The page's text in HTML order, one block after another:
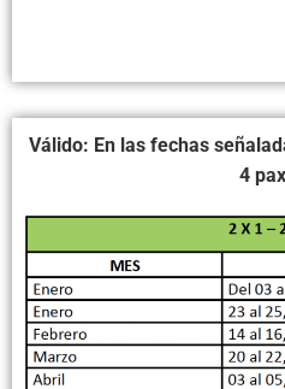
Válido: En las fechas
4